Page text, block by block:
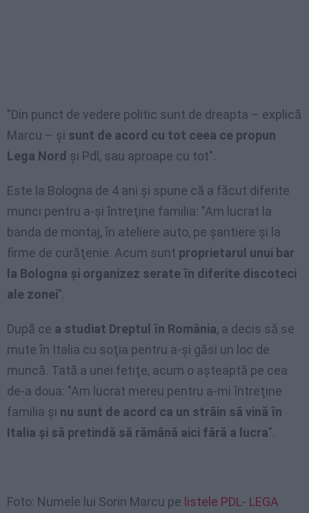
"Din punct de vedere politic sunt de dreapta – explică
Marcu – şi sunt de acord cu tot ceea ce propun
Lega Nord şi Pdl, sau aproape cu tot".
Este la Bologna de 4 ani şi spune că a făcut diferite
munci pentru a-şi ȋntreţine familia: "Am lucrat la
banda de montaj, ȋn ateliere auto, pe şantiere şi la
firme de curăţenie. Acum sunt proprietarul unui bar
la Bologna şi organizez serate ȋn diferite discoteci
ale zonei".
După ce a studiat Dreptul ȋn România, a decis să se
mute ȋn Italia cu soţia pentru a-şi găsi un loc de
muncă. Tată a unei fetiţe, acum o aşteaptă pe cea
de-a doua: "Am lucrat mereu pentru a-mi ȋntreţine
familia şi nu sunt de acord ca un străin să vină ȋn
Italia şi să pretindă să rămână aici fără a lucra".
Foto: Numele lui Sorin Marcu pe listele PDL- LEGA